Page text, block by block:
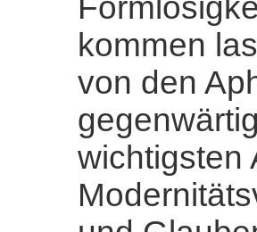
kommen
von den
wichtigsten